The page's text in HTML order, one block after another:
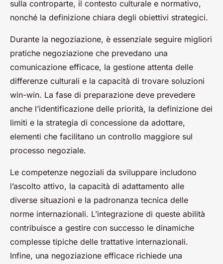
sulla controparte, il contesto culturale e normativo,
nonché la definizione chiara degli obiettivi strategici.
Durante la negoziazione, è essenziale seguire migliori
pratiche negoziazione che prevedano una
comunicazione efficace, la gestione attenta delle
differenze culturali e la capacità di trovare soluzioni
win-win. La fase di preparazione deve prevedere
anche l’identificazione delle priorità, la definizione dei
limiti e la strategia di concessione da adottare,
elementi che facilitano un controllo maggiore sul
processo negoziale.
Le competenze negoziali da sviluppare includono
l’ascolto attivo, la capacità di adattamento alle
diverse situazioni e la padronanza tecnica delle
norme internazionali. L’integrazione di queste abilità
contribuisce a gestire con successo le dinamiche
complesse tipiche delle trattative internazionali.
Infine, una negoziazione efficace richiede una